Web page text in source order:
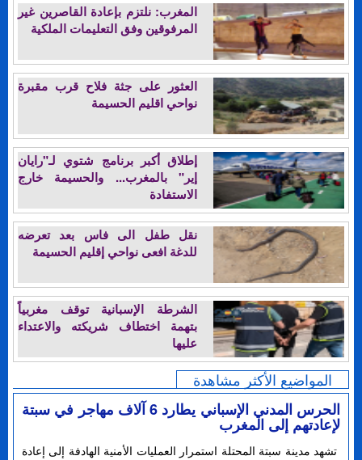
المغرب: نلتزم بإعادة القاصرين غير
المرفوقين وفق التعليمات الملكية
العثور على جثة فلاح قرب مقبرة
نواحي اقليم الحسيمة
إطلاق أكبر برنامج شتوي لـ"رايان
إير" بالمغرب... والحسيمة خارج
الاستفادة
نقل طفل الى فاس بعد تعرضه
للدغة افعى نواحي إقليم الحسيمة
الشرطة الإسبانية توقف مغربياً
بتهمة اختطاف شريكته والاعتداء
عليها
المواضيع الأكثر مشاهدة
الحرس المدني الإسباني يطارد 6 آلاف مهاجر في سبتة
لإعادتهم إلى المغرب
تشهد مدينة سبتة المحتلة استمرار العمليات الأمنية الهادفة إلى إعادة